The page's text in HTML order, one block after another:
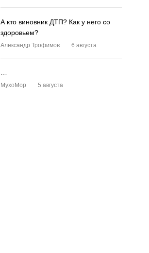
А кто виновник ДТП? Как у него со
здоровьем?
Александр Трофимов 6 августа
MyxoMop 5 августа